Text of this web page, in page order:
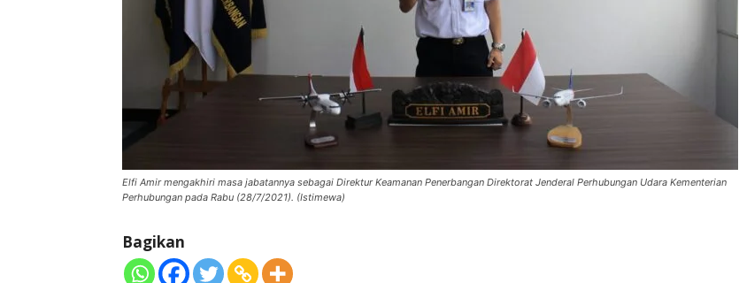
Elfi Amir mengakhiri masa jabatannya sebagai Direktur Keamanan Penerbangan Direktorat Jenderal Perhubungan Udara Kementerian
Perhubungan pada Rabu (28/7/2021). (Istimewa)
Bagikan